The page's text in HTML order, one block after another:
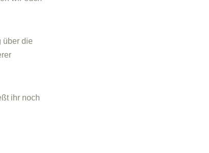
über die
ihr noch